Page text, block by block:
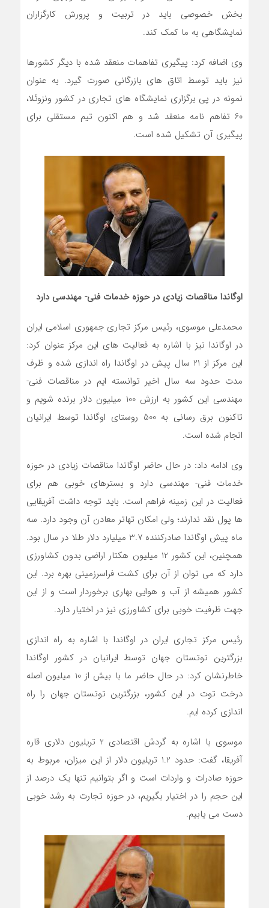
بخش خصوصی باید در تربیت و پرورش کارگزاران
نمایشگاهی به ما کمک کند.
وی اضافه کرد: پیگیری تفاهمات منعقد شده با دیگر کشورها
نیز باید توسط اتاق های بازرگانی صورت گیرد. به عنوان
نمونه در پی برگزاری نمایشگاه های تجاری در کشور ونزوئلا،
60 تفاهم نامه منعقد شد و هم اکنون تیم مستقلی برای
پیگیری آن تشکیل شده است.
اوگاندا مناقصات زیادی در حوزه خدمات فنی- مهندسی دارد
محمدعلی موسوی، رئیس مرکز تجاری جمهوری اسلامی ایران
در اوگاندا نیز با اشاره به فعالیت های این مرکز عنوان کرد:
این مرکز از 21 سال پیش در اوگاندا راه اندازی شده و ظرف
مدت حدود سه سال اخیر توانسته ایم در مناقصات فنی-
مهندسی این کشور به ارزش 100 میلیون دلار برنده شویم و
تاکنون برق رسانی به 500 روستای اوگاندا توسط ایرانیان
انجام شده است.
وی ادامه داد: در حال حاضر اوگاندا مناقصات زیادی در حوزه
خدمات فنی- مهندسی دارد و بسترهای خوبی هم برای
فعالیت در این زمینه فراهم است. باید توجه داشت آفریقایی
ها پول نقد ندارند؛ ولی امکان تهاتر معادن آن وجود دارد. سه
ماه پیش اوگاندا صادرکننده 3.7 میلیارد دلار طلا در سال بود.
همچنین، این کشور 12 میلیون هکتار اراضی بدون کشاورزی
دارد که می توان از آن برای کشت فراسرزمینی بهره برد. این
کشور همیشه از آب و هوایی بهاری برخوردار است و از این
جهت ظرفیت خوبی برای کشاورزی نیز در اختیار دارد.
رئیس مرکز تجاری ایران در اوگاندا با اشاره به راه اندازی
بزرگترین توتستان جهان توسط ایرانیان در کشور اوگاندا
خاطرنشان کرد: در حال حاضر ما با بیش از 10 میلیون اصله
درخت توت در این کشور، بزرگترین توتستان جهان را راه
اندازی کرده ایم.
موسوی با اشاره به گردش اقتصادی 2 تریلیون دلاری قاره
آفریقا، گفت: حدود 1.2 تریلیون دلار از این میزان، مربوط به
حوزه صادرات و واردات است و اگر بتوانیم تنها یک درصد از
این حجم را در اختیار بگیریم، در حوزه تجارت به رشد خوبی
دست می یابیم.